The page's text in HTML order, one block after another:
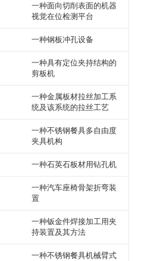
一种面向切削表面的机器
视觉在位检测平台
一种钢板冲孔设备
一种具有定位夹持结构的
剪板机
一种金属板材拉丝加工系
统及该系统的拉丝工艺
一种不锈钢餐具多自由度
夹具机构
一种石英石板材用钻孔机
一种汽车座椅骨架折弯装
置
一种钣金件焊接加工用夹
持装置及其方法
一种不锈钢餐具机械臂式